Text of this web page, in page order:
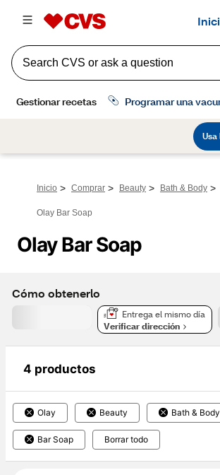
Inicio > Comprar > Beauty > Bath & Body >
Olay Bar Soap
Olay Bar Soap
Cómo obtenerlo
Entrega el mismo día
Verificar dirección
4 productos
Olay Beauty Bath & Body
Bar Soap Borrar todo